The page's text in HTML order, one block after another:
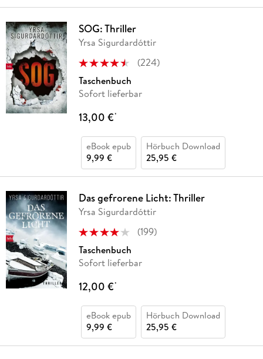
SOG: Thriller
Yrsa Sigurdardóttir
(224)
Taschenbuch
Sofort lieferbar
13,00 €*
eBook epub
9,99 €
Hörbuch Download
25,95 €
Das gefrorene Licht: Thriller
Yrsa Sigurdardóttir
(199)
Taschenbuch
Sofort lieferbar
12,00 €*
eBook epub
9,99 €
Hörbuch Download
25,95 €